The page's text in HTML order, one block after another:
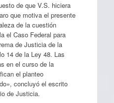
de que V.S. hiciera
que motiva el presente
de la cuestión
el Caso Federal para
de Justicia de la
14 de la Ley 48. Las
en el curso de la
el planteo
concluyó el escrito
de Justicia.